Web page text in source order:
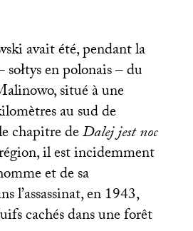
avait été, pendant la
en polonais – du
situé à une
au sud de
chapitre deDalej jest noc
il est incidemment
et de sa
l’assassinat, en 1943,
cachés dans une forêt